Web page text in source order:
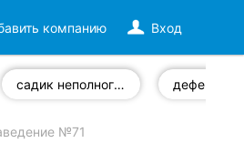
Вход
компанию
садик неполного дня
№71